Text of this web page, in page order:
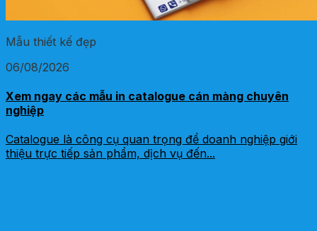
Mẫu thiết kế đẹp
06/08/2026
Xem ngay các mẫu in catalogue cán màng chuyên
nghiệp
Catalogue là công cụ quan trọng để doanh nghiệp giới
thiệu trực tiếp sản phẩm, dịch vụ đến...